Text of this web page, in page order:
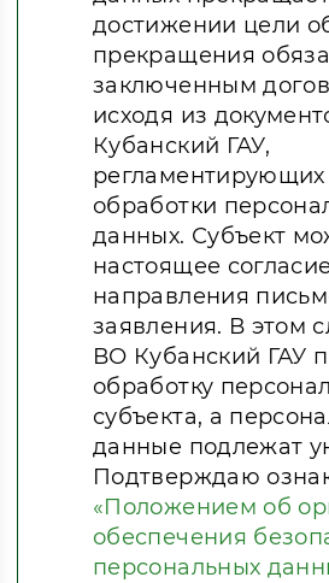
достижении цели
прекращения
заключенным
исходя из
Кубанский ГАУ,
обработки
данных. Субъект
настоящее
направления
заявления. В этом
ВО Кубанский ГАУ
обработку
субъекта, а
данные подлежат
Подтверждаю
«Положением об
обеспечения
персональных